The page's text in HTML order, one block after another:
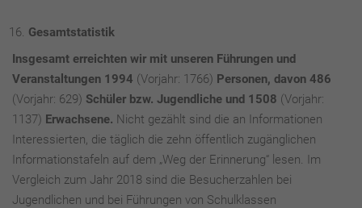
Gesamtstatistik
Insgesamt erreichten wir mit unseren Führungen und
Veranstaltungen 1994 (Vorjahr: 1766) Personen, davon 486
(Vorjahr: 629) Schüler bzw. Jugendliche und 1508 (Vorjahr:
1137) Erwachsene. Nicht gezählt sind die an Informationen
Interessierten, die täglich die zehn öffentlich zugänglichen
Informationstafeln auf dem „Weg der Erinnerung“ lesen. Im
Vergleich zum Jahr 2018 sind die Besucherzahlen bei
Jugendlichen und bei Führungen von Schulklassen